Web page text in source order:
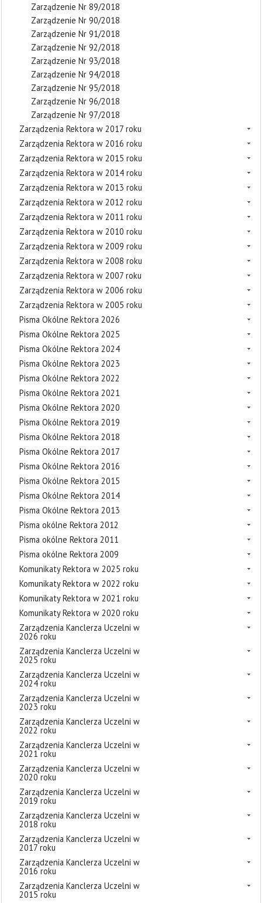
Zarządzenie Nr 89/2018
Zarządzenie Nr 90/2018
Zarządzenie Nr 91/2018
Zarządzenie Nr 92/2018
Zarządzenie Nr 93/2018
Zarządzenie Nr 94/2018
Zarządzenie Nr 95/2018
Zarządzenie Nr 96/2018
Zarządzenie Nr 97/2018
Zarządzenia Rektora w 2017 roku
Zarządzenia Rektora w 2016 roku
Zarządzenia Rektora w 2015 roku
Zarządzenia Rektora w 2014 roku
Zarządzenia Rektora w 2013 roku
Zarządzenia Rektora w 2012 roku
Zarządzenia Rektora w 2011 roku
Zarządzenia Rektora w 2010 roku
Zarządzenia Rektora w 2009 roku
Zarządzenia Rektora w 2008 roku
Zarządzenia Rektora w 2007 roku
Zarządzenia Rektora w 2006 roku
Zarządzenia Rektora w 2005 roku
Pisma Okólne Rektora 2026
Pisma Okólne Rektora 2025
Pisma Okólne Rektora 2024
Pisma Okólne Rektora 2023
Pisma Okólne Rektora 2022
Pisma Okólne Rektora 2021
Pisma Okólne Rektora 2020
Pisma Okólne Rektora 2019
Pisma Okólne Rektora 2018
Pisma Okólne Rektora 2017
Pisma Okólne Rektora 2016
Pisma Okólne Rektora 2015
Pisma Okólne Rektora 2014
Pisma Okólne Rektora 2013
Pisma okólne Rektora 2012
Pisma okólne Rektora 2011
Pisma okólne Rektora 2009
Komunikaty Rektora w 2025 roku
Komunikaty Rektora w 2022 roku
Komunikaty Rektora w 2021 roku
Komunikaty Rektora w 2020 roku
Zarządzenia Kanclerza Uczelni w
2026 roku
Zarządzenia Kanclerza Uczelni w
2025 roku
Zarządzenia Kanclerza Uczelni w
2024 roku
Zarządzenia Kanclerza Uczelni w
2023 roku
Zarządzenia Kanclerza Uczelni w
2022 roku
Zarządzenia Kanclerza Uczelni w
2021 roku
Zarządzenia Kanclerza Uczelni w
2020 roku
Zarządzenia Kanclerza Uczelni w
2019 roku
Zarządzenia Kanclerza Uczelni w
2018 roku
Zarządzenia Kanclerza Uczelni w
2017 roku
Zarządzenia Kanclerza Uczelni w
2016 roku
Zarządzenia Kanclerza Uczelni w
2015 roku